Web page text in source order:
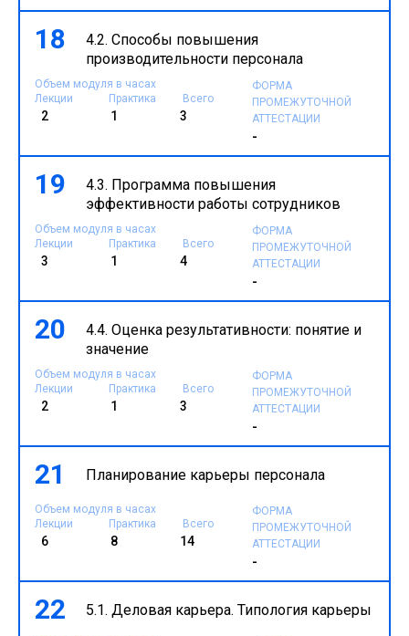
18
4.2. Способы повышения
производительности персонала
Объем модуля в часах
Лекции
Практика Всего
2 1 3
ФОРМА
ПРОМЕЖУТОЧНОЙ
АТТЕСТАЦИИ
-
19
4.3. Программа повышения
эффективности работы сотрудников
Объем модуля в часах
Лекции
Практика Всего
3 1 4
ФОРМА
ПРОМЕЖУТОЧНОЙ
АТТЕСТАЦИИ
-
20
4.4. Оценка результативности: понятие и
значение
Объем модуля в часах
Лекции
Практика Всего
2 1 3
ФОРМА
ПРОМЕЖУТОЧНОЙ
АТТЕСТАЦИИ
-
21 Планирование карьеры персонала
Объем модуля в часах
Лекции
Практика Всего
6 8 14
ФОРМА
ПРОМЕЖУТОЧНОЙ
АТТЕСТАЦИИ
-
22 5.1. Деловая карьера. Типология карьеры